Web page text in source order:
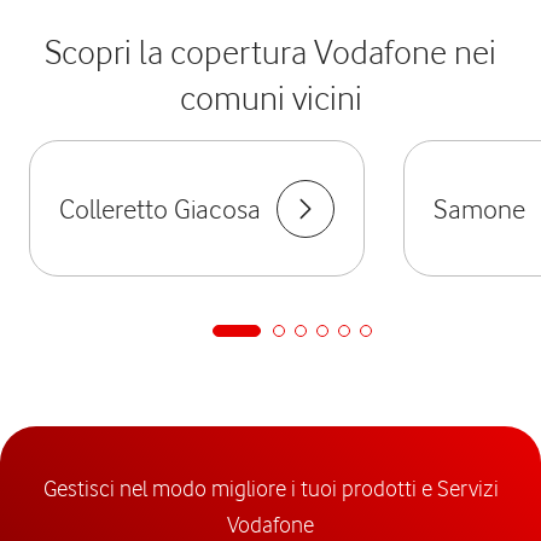
Scopri la copertura Vodafone nei
comuni vicini
Colleretto Giacosa Samone
Gestisci nel modo migliore i tuoi prodotti e Servizi
Vodafone